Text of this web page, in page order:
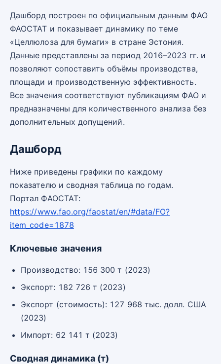
Дашборд построен по официальным данным ФАО
ФАОСТАТ и показывает динамику по теме
«Целлюлоза для бумаги» в стране Эстония.
Данные представлены за период 2016–2023 гг. и
позволяют сопоставить объёмы производства,
площади и производственную эффективность.
Все значения соответствуют публикациям ФАО и
предназначены для количественного анализа без
дополнительных допущений.
Дашборд
Ниже приведены графики по каждому
показателю и сводная таблица по годам.
Портал ФАОСТАТ:
https://www.fao.org/faostat/en/#data/FO?
item_code=1878
Ключевые значения
Производство: 156 300 т (2023)
Экспорт: 182 726 т (2023)
Экспорт (стоимость): 127 968 тыс. долл. США
(2023)
Импорт: 62 141 т (2023)
Сводная динамика (т)